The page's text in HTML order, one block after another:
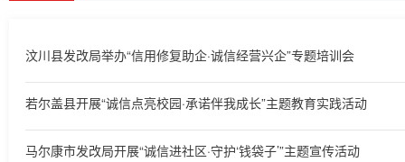
汶川县发改局举办“信用修复助企·诚信经营兴企”专题培训会
若尔盖县开展“诚信点亮校园·承诺伴我成长”主题教育实践活动
马尔康市发改局开展“诚信进社区·守护‘钱袋子’”主题宣传活动